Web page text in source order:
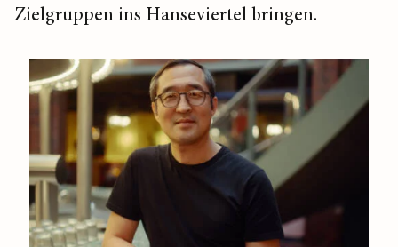
Zielgruppen ins Hanseviertel bringen.